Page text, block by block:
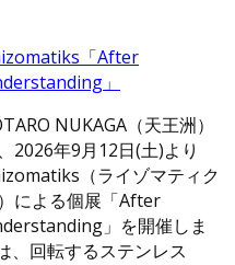
「After
」
NUKAGA（天王洲）
2026年9月12日(土)より
（ライゾマティク
による個展「After
」を開催しま
、回転するステンレス